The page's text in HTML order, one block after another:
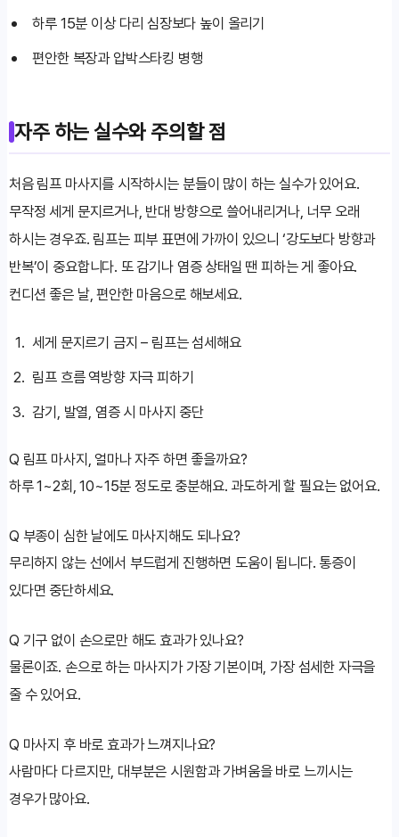
하루 15분 이상 다리 심장보다 높이 올리기
편안한 복장과 압박스타킹 병행
자주 하는 실수와 주의할 점
처음 림프 마사지를 시작하시는 분들이 많이 하는 실수가 있어요.
무작정 세게 문지르거나, 반대 방향으로 쓸어내리거나, 너무 오래
하시는 경우죠. 림프는 피부 표면에 가까이 있으니 ‘강도보다 방향과
반복’이 중요합니다. 또 감기나 염증 상태일 땐 피하는 게 좋아요.
컨디션 좋은 날, 편안한 마음으로 해보세요.
세게 문지르기 금지 – 림프는 섬세해요
림프 흐름 역방향 자극 피하기
감기, 발열, 염증 시 마사지 중단
Q 림프 마사지, 얼마나 자주 하면 좋을까요?
하루 1~2회, 10~15분 정도로 충분해요. 과도하게 할 필요는 없어요.
Q 부종이 심한 날에도 마사지해도 되나요?
무리하지 않는 선에서 부드럽게 진행하면 도움이 됩니다. 통증이
있다면 중단하세요.
Q 기구 없이 손으로만 해도 효과가 있나요?
물론이죠. 손으로 하는 마사지가 가장 기본이며, 가장 섬세한 자극을
줄 수 있어요.
Q 마사지 후 바로 효과가 느껴지나요?
사람마다 다르지만, 대부분은 시원함과 가벼움을 바로 느끼시는
경우가 많아요.